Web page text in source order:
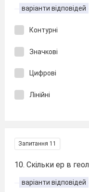
варіанти відповідей
Контурні
Значкові
Цифрові
Лінійні
Запитання 11
10. Скільки ер в
варіанти відповідей